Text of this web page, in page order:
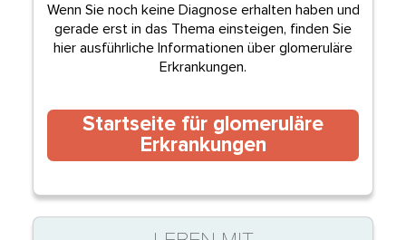
Wenn Sie noch keine Diagnose erhalten haben und
gerade erst in das Thema einsteigen, finden Sie
hier ausführliche Informationen über glomeruläre
Erkrankungen.
Startseite für glomeruläre
Erkrankungen